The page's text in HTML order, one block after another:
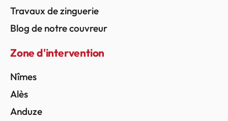
Travaux de zinguerie
Blog de notre couvreur
Zone d'intervention
Nîmes
Alès
Anduze